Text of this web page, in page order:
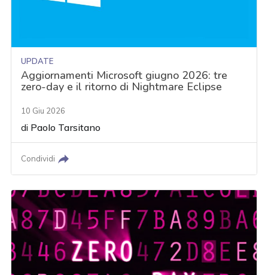
UPDATE
Aggiornamenti Microsoft giugno 2026: tre
zero-day e il ritorno di Nightmare Eclipse
10 Giu 2026
di Paolo Tarsitano
Condividi